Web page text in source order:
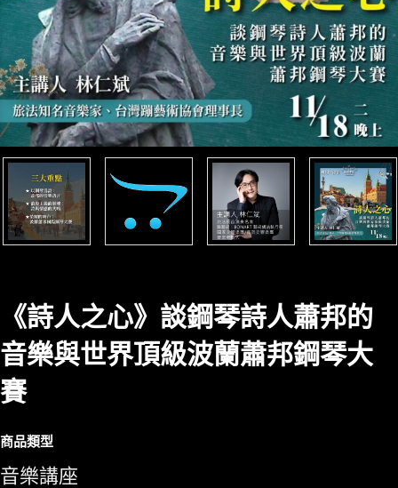
《詩人之心》談鋼琴詩人蕭邦的
音樂與世界頂級波蘭蕭邦鋼琴大
賽
商品類型
音樂講座